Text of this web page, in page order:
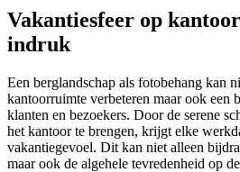
Vakantiesfeer op
indruk
Een berglandschap als fotobehang kan
kantoorruimte verbeteren maar ook een
klanten en bezoekers. Door de serene
het kantoor te brengen, krijgt elke
vakantiegevoel. Dit kan niet alleen
maar ook de algehele tevredenheid op